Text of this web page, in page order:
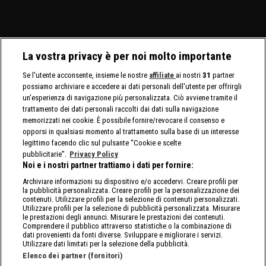
La vostra privacy è per noi molto importante
Se l'utente acconsente, insieme le nostre affiliate ai nostri31 partner
possiamo archiviare e accedere ai dati personali dell'utente per offrirgli
un'esperienza di navigazione più personalizzata. Ciò avviene tramite il
trattamento dei dati personali raccolti dai dati sulla navigazione
memorizzati nei cookie. È possibile fornire/revocare il consenso e
opporsi in qualsiasi momento al trattamento sulla base di un interesse
legittimo facendo clic sul pulsante “Cookie e scelte
pubblicitarie”. Privacy Policy
Noi e i nostri partner trattiamo i dati per fornire:
Archiviare informazioni su dispositivo e/o accedervi. Creare profili per
la pubblicità personalizzata. Creare profili per la personalizzazione dei
contenuti. Utilizzare profili per la selezione di contenuti personalizzati.
Utilizzare profili per la selezione di pubblicità personalizzata. Misurare
le prestazioni degli annunci. Misurare le prestazioni dei contenuti.
Comprendere il pubblico attraverso statistiche o la combinazione di
dati provenienti da fonti diverse. Sviluppare e migliorare i servizi.
Utilizzare dati limitati per la selezione della pubblicità.
Elenco dei partner (fornitori)